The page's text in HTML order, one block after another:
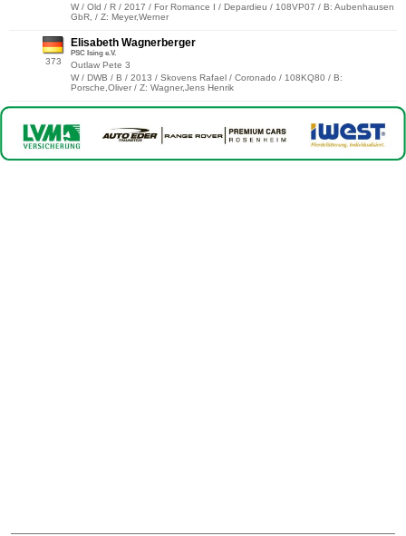
W / Old / R / 2017 / For Romance I / Depardieu / 108VP07 / B: Aubenhausen
GbR, / Z: Meyer,Werner
373
Elisabeth Wagnerberger
PSC Ising e.V.
Outlaw Pete 3
W / DWB / B / 2013 / Skovens Rafael / Coronado / 108KQ80 / B:
Porsche,Oliver / Z: Wagner,Jens Henrik